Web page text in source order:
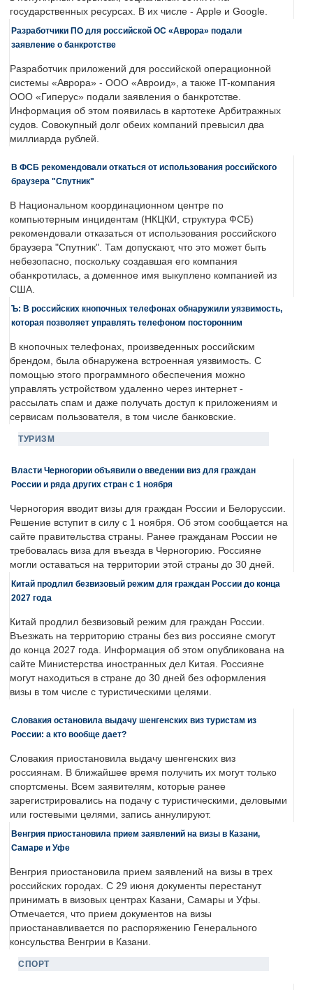
государственных ресурсах. В их числе - Apple и Google.
Разработчики ПО для российской ОС «Аврора» подали
заявление о банкротстве
Разработчик приложений для российской операционной
системы «Аврора» - ООО «Авроид», а также IT-компания
ООО «Гиперус» подали заявления о банкротстве.
Информация об этом появилась в картотеке Арбитражных
судов. Совокупный долг обеих компаний превысил два
миллиарда рублей.
В ФСБ рекомендовали откаться от использования российского
браузера "Спутник"
В Национальном координационном центре по
компьютерным инцидентам (НКЦКИ, структура ФСБ)
рекомендовали отказаться от использования российского
браузера "Спутник". Там допускают, что это может быть
небезопасно, поскольку создавшая его компания
обанкротилась, а доменное имя выкуплено компанией из
США.
Ъ: В российских кнопочных телефонах обнаружили уязвимость,
которая позволяет управлять телефоном посторонним
В кнопочных телефонах, произведенных российским
брендом, была обнаружена встроенная уязвимость. С
помощью этого программного обеспечения можно
управлять устройством удаленно через интернет -
рассылать спам и даже получать доступ к приложениям и
сервисам пользователя, в том числе банковские.
ТУРИЗМ
Власти Черногории объявили о введении виз для граждан
России и ряда других стран с 1 ноября
Черногория вводит визы для граждан России и Белоруссии.
Решение вступит в силу с 1 ноября. Об этом сообщается на
сайте правительства страны. Ранее гражданам России не
требовалась виза для въезда в Черногорию. Россияне
могли оставаться на территории этой страны до 30 дней.
Китай продлил безвизовый режим для граждан России до конца
2027 года
Китай продлил безвизовый режим для граждан России.
Въезжать на территорию страны без виз россияне смогут
до конца 2027 года. Информация об этом опубликована на
сайте Министерства иностранных дел Китая. Россияне
могут находиться в стране до 30 дней без оформления
визы в том числе с туристическими целями.
Словакия остановила выдачу шенгенских виз туристам из
России: а кто вообще дает?
Словакия приостановила выдачу шенгенских виз
россиянам. В ближайшее время получить их могут только
спортсмены. Всем заявителям, которые ранее
зарегистрировались на подачу с туристическими, деловыми
или гостевыми целями, запись аннулируют.
Венгрия приостановила прием заявлений на визы в Казани,
Самаре и Уфе
Венгрия приостановила прием заявлений на визы в трех
российских городах. С 29 июня документы перестанут
принимать в визовых центрах Казани, Самары и Уфы.
Отмечается, что прием документов на визы
приостанавливается по распоряжению Генерального
консульства Венгрии в Казани.
СПОРТ